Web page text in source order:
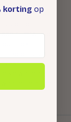
is een
ruimtelijk en
en robuust
comfort en
korting op